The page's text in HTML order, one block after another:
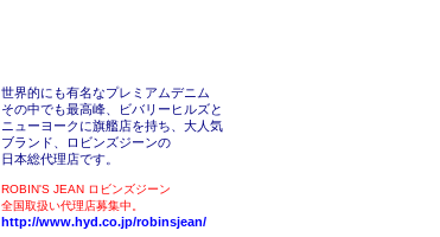
世界的にも有名なプレミアムデニム
その中でも最高峰、ビバリーヒルズと
ニューヨークに旗艦店を持ち、大人気
ブランド、ロビンズジーンの
日本総代理店です。
ROBIN'S JEAN ロビンズジーン
全国取扱い代理店募集中。
http://www.hyd.co.jp/robinsjean/